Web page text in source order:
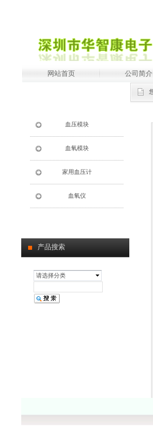
网站首页 公司简介
产品搜索
请选择分类
血压模块
血氧模块
家用血压计
血氧仪